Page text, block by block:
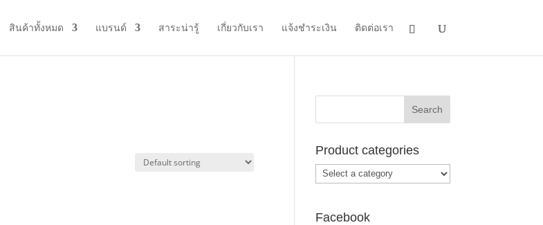
สินค้าทั้งหมด แบรนด์ สาระน่ารู้ เกี่ยวกับเรา แจ้งชำระเงิน ติดต่อเรา
Product categories
Facebook